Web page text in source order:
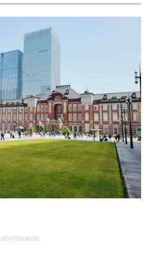
advertisement